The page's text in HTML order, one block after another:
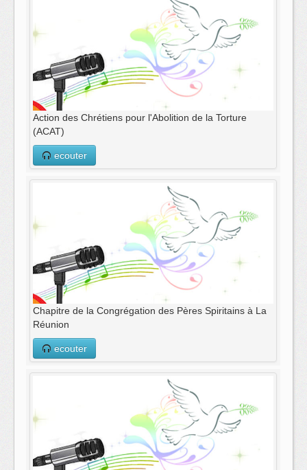
Action des Chrétiens pour l'Abolition de la Torture
(ACAT)
ecouter
Chapitre de la Congrégation des Pères Spiritains à La
Réunion
ecouter